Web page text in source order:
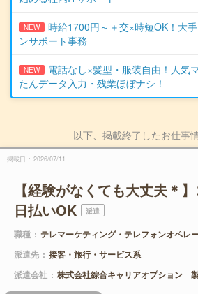
NEW
時給1700円～＋交×時短OK！大
ンサポート事務
NEW
電話なし×髪型・服装自由！人気
たんデータ入力・残業ほぼナシ！
以下、掲載終了したお仕事
掲載日 2026/07/11
【経験がなくても大丈夫＊
日払いOK
派遣
職種
テレマーケティング・テレフォンオペレ
派遣先
接客・旅行・サービス系
派遣会社
株式会社綜合キャリアオプション 製